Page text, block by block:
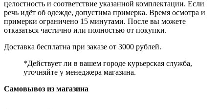
целостность и соответствие указанной комплектации. Если
речь идёт об одежде, допустима примерка. Время осмотра и
примерки ограничено 15 минутами. После вы можете
отказаться частично или полностью от покупки.
Доставка бесплатна при заказе от 3000 рублей.
*Действует ли в вашем городе курьерская служба,
уточняйте у менеджера магазина.
Самовывоз из магазина